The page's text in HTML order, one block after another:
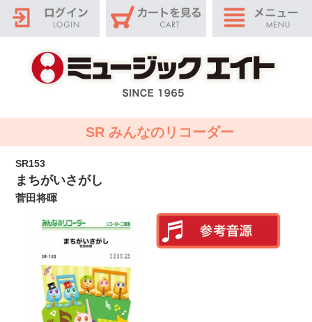
SR みんなのリコーダー
SR153
まちがいさがし
菅田将暉